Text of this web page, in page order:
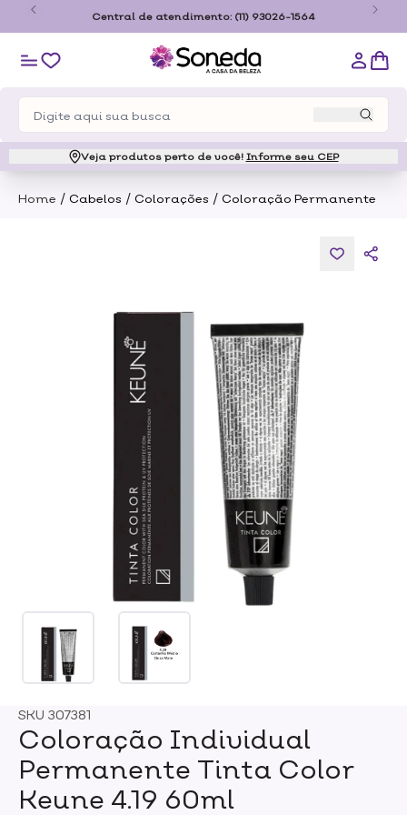
somente para o estado de São
Central de
Veja produtos perto de você! Informe seu CEP
Home / Cabelos / Colorações / Coloração Permanente
SKU 307381
Coloração Individual
Permanente Tinta Color
Keune 4.19 60ml